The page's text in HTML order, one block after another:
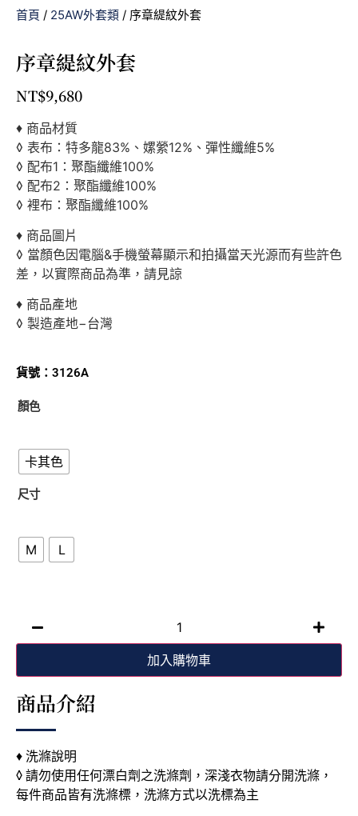
首頁 / 25AW外套類 / 序章緹紋外套
序章緹紋外套
NT$9,680
♦ 商品材質
◊ 表布：特多龍83%、嫘縈12%、彈性纖維5%
◊ 配布1：聚酯纖維100%
◊ 配布2：聚酯纖維100%
◊ 裡布：聚酯纖維100%
♦ 商品圖片
◊ 當顏色因電腦&手機螢幕顯示和拍攝當天光源而有些許色
差，以實際商品為準，請見諒
♦ 商品產地
◊ 製造產地−台灣
貨號：3126A
顏色
卡其色
尺寸
M L
加入購物車
商品介紹
♦ 洗滌說明
◊ 請勿使用任何漂白劑之洗滌劑，深淺衣物請分開洗滌，
每件商品皆有洗滌標，洗滌方式以洗標為主